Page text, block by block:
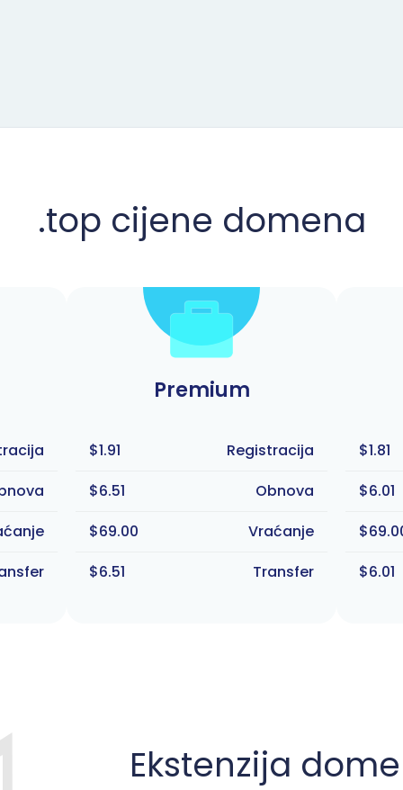
.top cijene domena
Premium
$1.91
Registracija
$6.51
Obnova
$69.00
Vraćanje
$6.51
Transfer
$1.81
$6.01
$6.01
Ekstenzija